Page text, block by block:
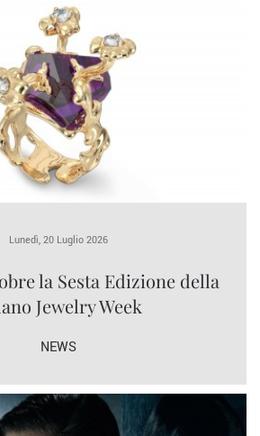
Lunedì, 20 Luglio 2026
la Sesta Edizione della
Jewelry Week
NEWS